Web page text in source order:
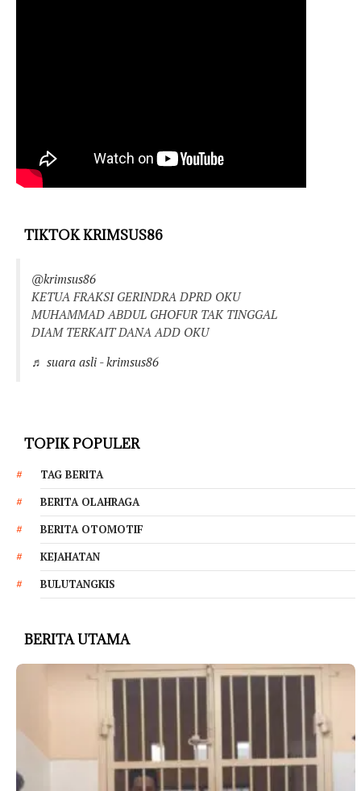
TIKTOK KRIMSUS86
@krimsus86
KETUA FRAKSI GERINDRA DPRD OKU
MUHAMMAD ABDUL GHOFUR TAK TINGGAL
DIAM TERKAIT DANA ADD OKU
♬ suara asli - krimsus86
TOPIK POPULER
TAG BERITA
BERITA OLAHRAGA
BERITA OTOMOTIF
KEJAHATAN
BULUTANGKIS
BERITA UTAMA